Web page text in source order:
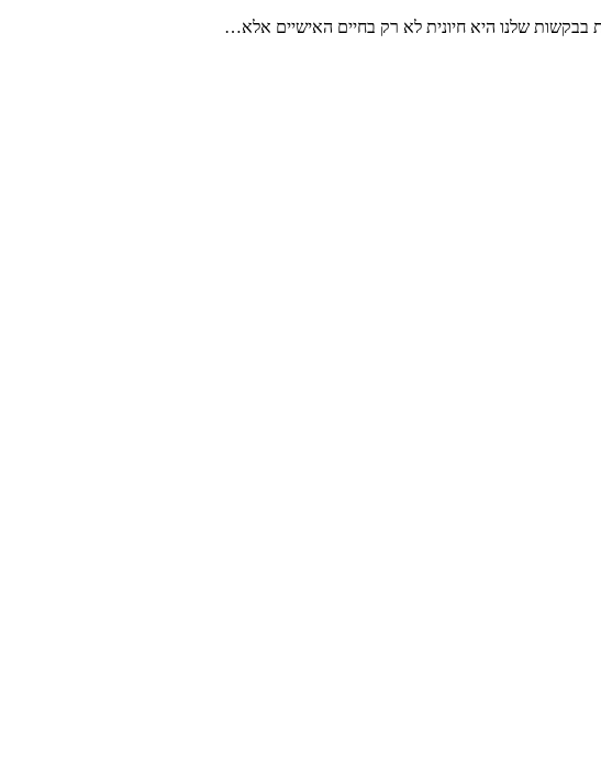
בבקשות שלנו היא חיונית לא רק בחיים האישיים אלא…